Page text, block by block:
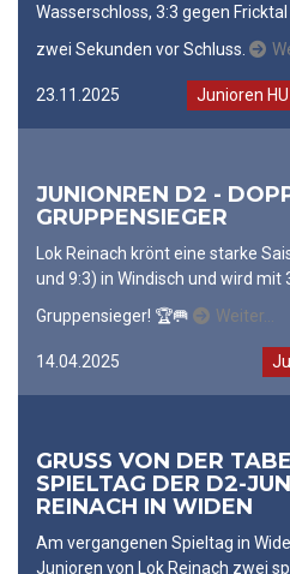
Wasserschloss, 3:3 gegen
zwei Sekunden vor Schluss.
23.11.2025 Junioren
JUNIONREN D2 -
GRUPPENSIEGER
Lok Reinach krönt eine starke
und 9:3) in Windisch und wird mit
Gruppensieger! 🏆🥅
Weiter…
14.04.2025
GRUSS VON DER
SPIELTAG DER D2-
REINACH IN WIDEN
Am vergangenen Spieltag in
Junioren von Lok Reinach zwei